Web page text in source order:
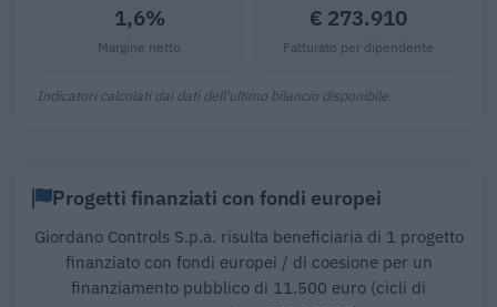
1,6%
Margine netto
€ 273.910
Fatturato per dipendente
Indicatori calcolati dai dati dell'ultimo bilancio disponibile.
Progetti finanziati con fondi europei
Giordano Controls S.p.a. risulta beneficiaria di 1 progetto
finanziato con fondi europei / di coesione per un
finanziamento pubblico di 11.500 euro (cicli di